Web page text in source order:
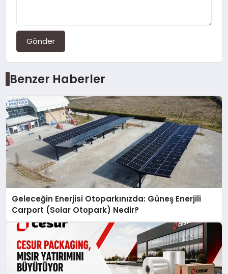
Gönder
Benzer Haberler
Geleceğin Enerjisi Otoparkınızda: Güneş Enerjili
Carport (Solar Otopark) Nedir?